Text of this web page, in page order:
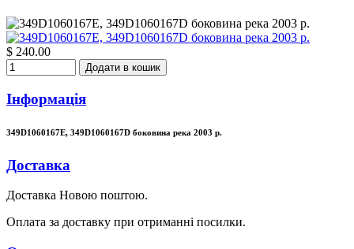
$ 240.00
Додати в кошик
Інформація
349D1060167E, 349D1060167D боковина река 2003 р.
Доставка
Доставка Новою поштою.
Оплата за доставку при отриманні посилки.